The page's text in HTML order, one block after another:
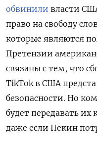
обвинили власти
право на свободу
которые являются
Претензии
связаны с тем, что
TikTok в США
безопасности. Но
будет передавать их
даже если Пекин